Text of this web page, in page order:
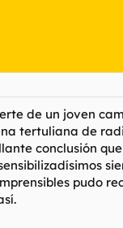
de un joven
tertuliana de
conclusión
pudo